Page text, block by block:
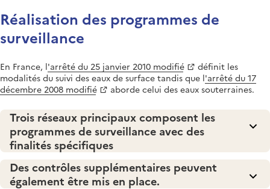
Réalisation des programmes de
surveillance
En France, l'arrêté du 25 janvier 2010 modifié
définit les
modalités du suivi des eaux de surface tandis que l'arrêté du 17
décembre 2008 modifié
aborde celui des eaux souterraines.
Trois réseaux principaux composent les
programmes de surveillance avec des
finalités spécifiques
Des contrôles supplémentaires peuvent
également être mis en place.